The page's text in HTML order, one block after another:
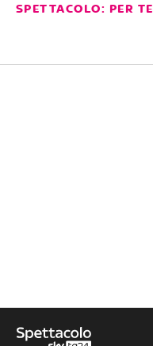
SPETTACOLO: PER TE